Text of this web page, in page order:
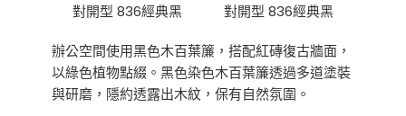
對開型 836經典黑
對開型 836經典黑
辦公空間使用黑色木百葉簾，搭配紅磚復古牆面，
以綠色植物點綴。黑色染色木百葉簾透過多道塗裝
與研磨，隱約透露出木紋，保有自然氛圍。